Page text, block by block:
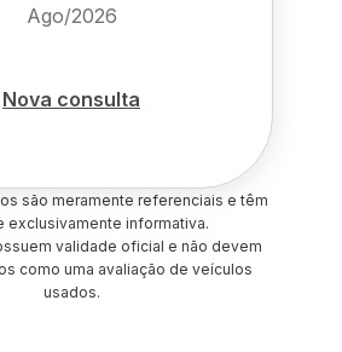
Ago/2026
Nova consulta
são meramente referenciais e têm
exclusivamente informativa.
validade oficial e não devem
como uma avaliação de veículos
usados.